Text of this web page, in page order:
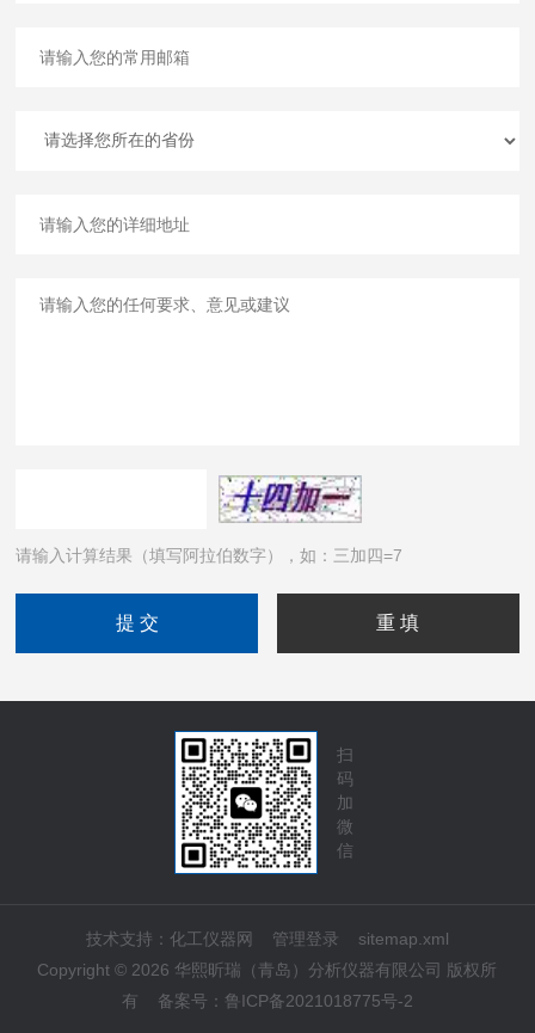
请输入计算结果（填写阿拉伯数字），如：三加四=7
扫
码
加
微
信
技术支持： 化工仪器网 管理登录
sitemap.xml
Copyright © 2026 华熙昕瑞（青岛）分析仪器有限公司 版权所
有 备案号： 鲁ICP备2021018775号-2